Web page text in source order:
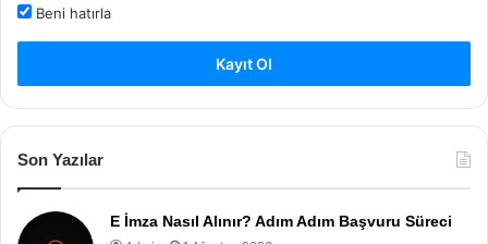
Beni hatırla
Kayıt Ol
Son Yazılar
E İmza Nasıl Alınır? Adım Adım Başvuru Süreci